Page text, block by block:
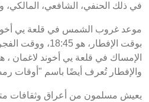
في ذلك الحنفي، الشافعي، المالكي،
موعد غروب الشمس في قلعة يي
بوقت الإفطار، هو
والإفطار تُعرف أيضًا باسم "أوقات
يعيش مسلمون من أعراق وثقافات